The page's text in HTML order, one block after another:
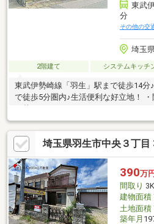
東武
分
その他の交
埼玉
2階建て システムキッチ
東武伊勢崎線「羽生」駅まで徒歩14分♪ ・スーパー、コンビニま
で徒歩5分圏内♪生活便利な好立地！
埼玉県羽生市中央３丁目
390万円
間取り 3K
建物面積
土地面積
築年月